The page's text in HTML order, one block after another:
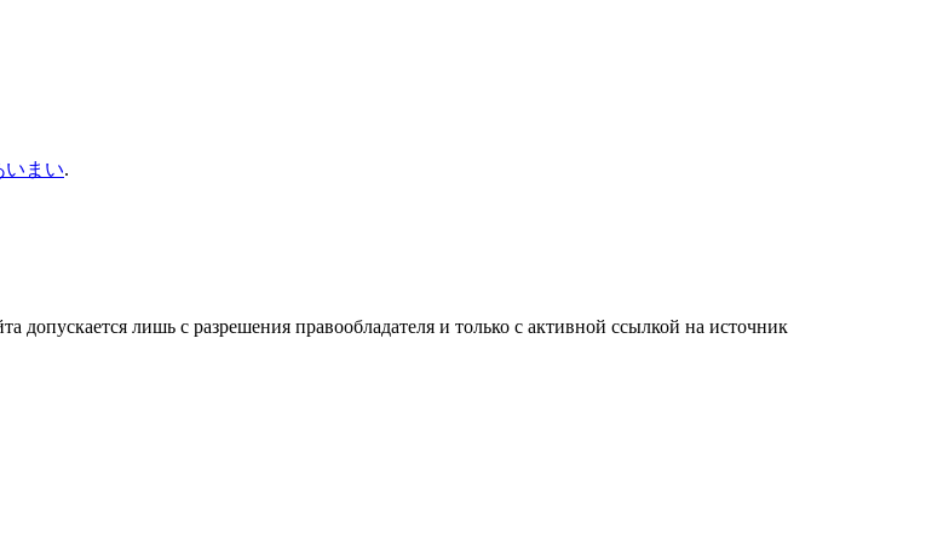
いまい.
лишь с разрешения правообладателя и только с активной ссылкой на источник